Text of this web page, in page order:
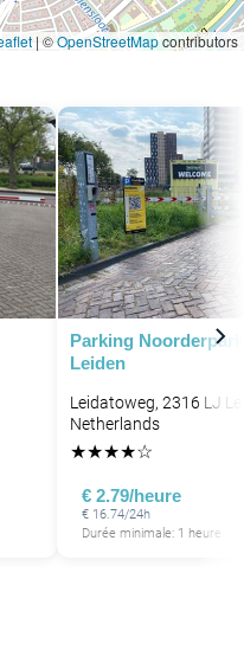
| ©OpenStreetMapcontributors
Parking
Leiden
Leidatoweg, 2316 LJ
Netherlands
★★★★☆
€ 2.79/heure
€ 16.74/24h
Durée minimale: 1 heure